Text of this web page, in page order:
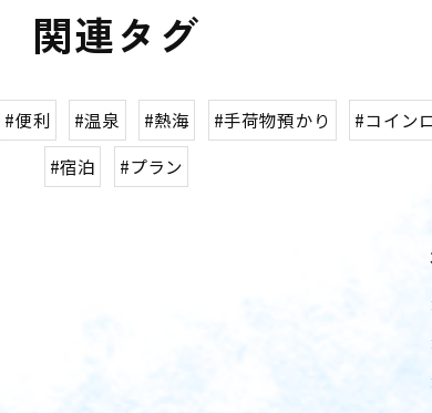
関連タグ
#便利 #温泉 #熱海 #手荷物預かり #コイン
#宿泊
#プラン